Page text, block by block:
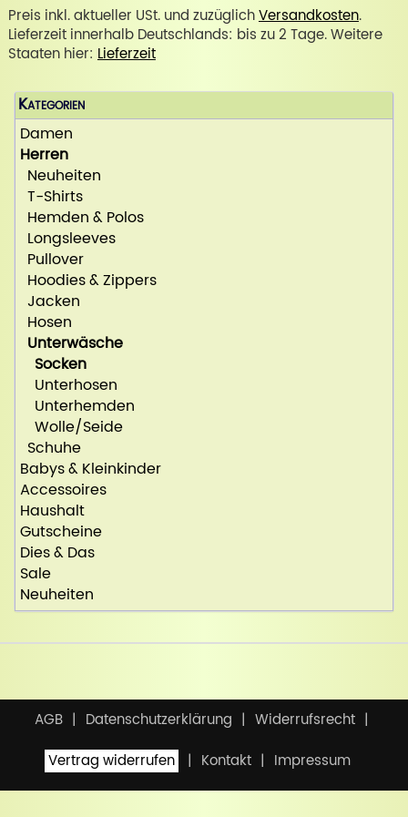
Preis inkl. aktueller USt. und zuzüglichVersandkosten.
Lieferzeit innerhalb Deutschlands: bis zu 2 Tage. Weitere
Staaten hier: Lieferzeit
Kategorien
Damen
Herren
Neuheiten
T-Shirts
Hemden & Polos
Longsleeves
Pullover
Hoodies & Zippers
Jacken
Hosen
Unterwäsche
Socken
Unterhosen
Unterhemden
Wolle/Seide
Schuhe
Babys & Kleinkinder
Accessoires
Haushalt
Gutscheine
Dies & Das
Sale
Neuheiten
AGB Datenschutzerklärung
Widerrufsrecht
Vertrag widerrufen
Kontakt Impressum